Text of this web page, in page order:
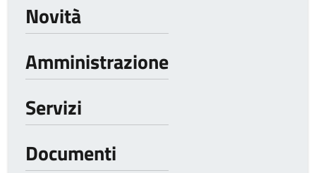
Novità
Amministrazione
Servizi
Documenti